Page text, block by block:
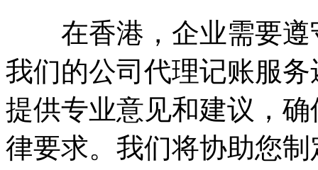
在香港，企业需要遵
我们的公司代理记账服
提供专业意见和建议，
律要求。我们将协助您